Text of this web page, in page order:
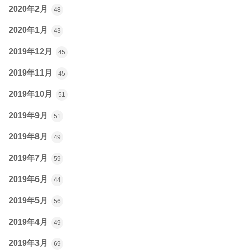
2020年2月 48
2020年1月 43
2019年12月 45
2019年11月 45
2019年10月 51
2019年9月 51
2019年8月 49
2019年7月 59
2019年6月 44
2019年5月 56
2019年4月 49
2019年3月 69